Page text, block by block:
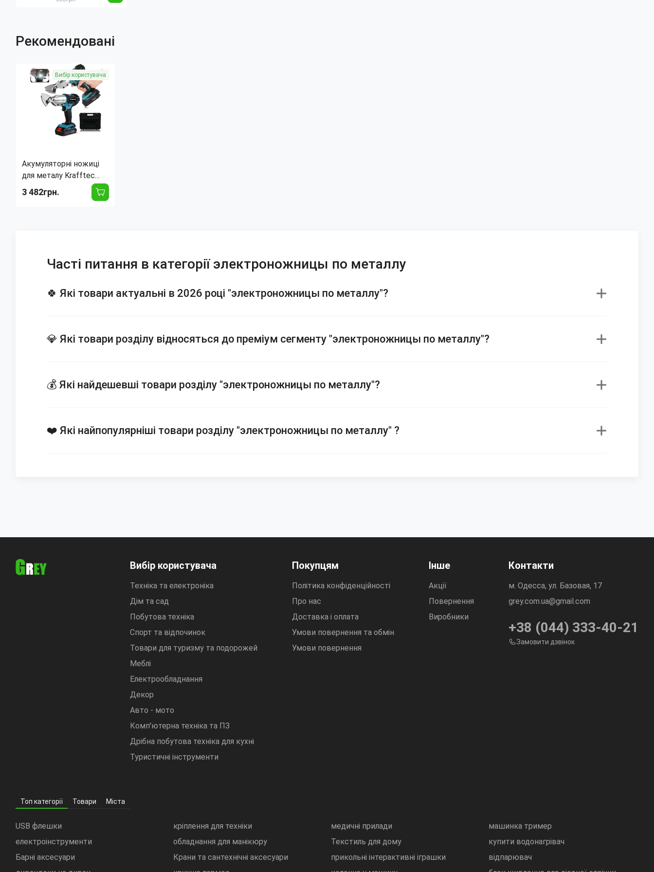
Рекомендовані
Вибір користувача
Акумуляторні ножиці
для металу Krafftec
DJS130RFE 36V 5 А·год,
2 АКБ, кейс, поворотна
3 482грн.
Часті питання в категорії электроножницы по металлу
🍀 Які товари актуальні в 2026 році "электроножницы по металлу"?
💎 Які товари розділу відносяться до преміум сегменту "электроножницы по металлу"?
💰 Які найдешевші товари розділу "электроножницы по металлу"?
❤️ Які найпопулярніші товари розділу "электроножницы по металлу" ?
Вибір користувача
Техніка та електроніка
Дім та сад
Побутова техніка
Спорт та відпочинок
Товари для туризму та подорожей
Меблі
Електрообладнання
Декор
Авто - мото
Комп'ютерна техніка та ПЗ
Дрібна побутова техніка для кухні
Туристичні інструменти
Покупцям
Політика конфіденційності
Про нас
Доставка і оплата
Умови повернення та обмін
Умови повернення
Інше
Акції
Повернення
Виробники
Контакти
м. Одесса, ул. Базовая, 17
grey.com.ua@gmail.com
+38 (044) 333-40-21
Замовити дзвінок
Топ категорії Товари Міста
USB флешки
електроінструменти
Барні аксесуари
кріплення для техніки
обладнання для манікюру
Крани та сантехнічні аксесуари
медичні прилади
Текстиль для дому
прикольні інтерактивні іграшки
машинка тример
купити водонагрівач
відпарювач